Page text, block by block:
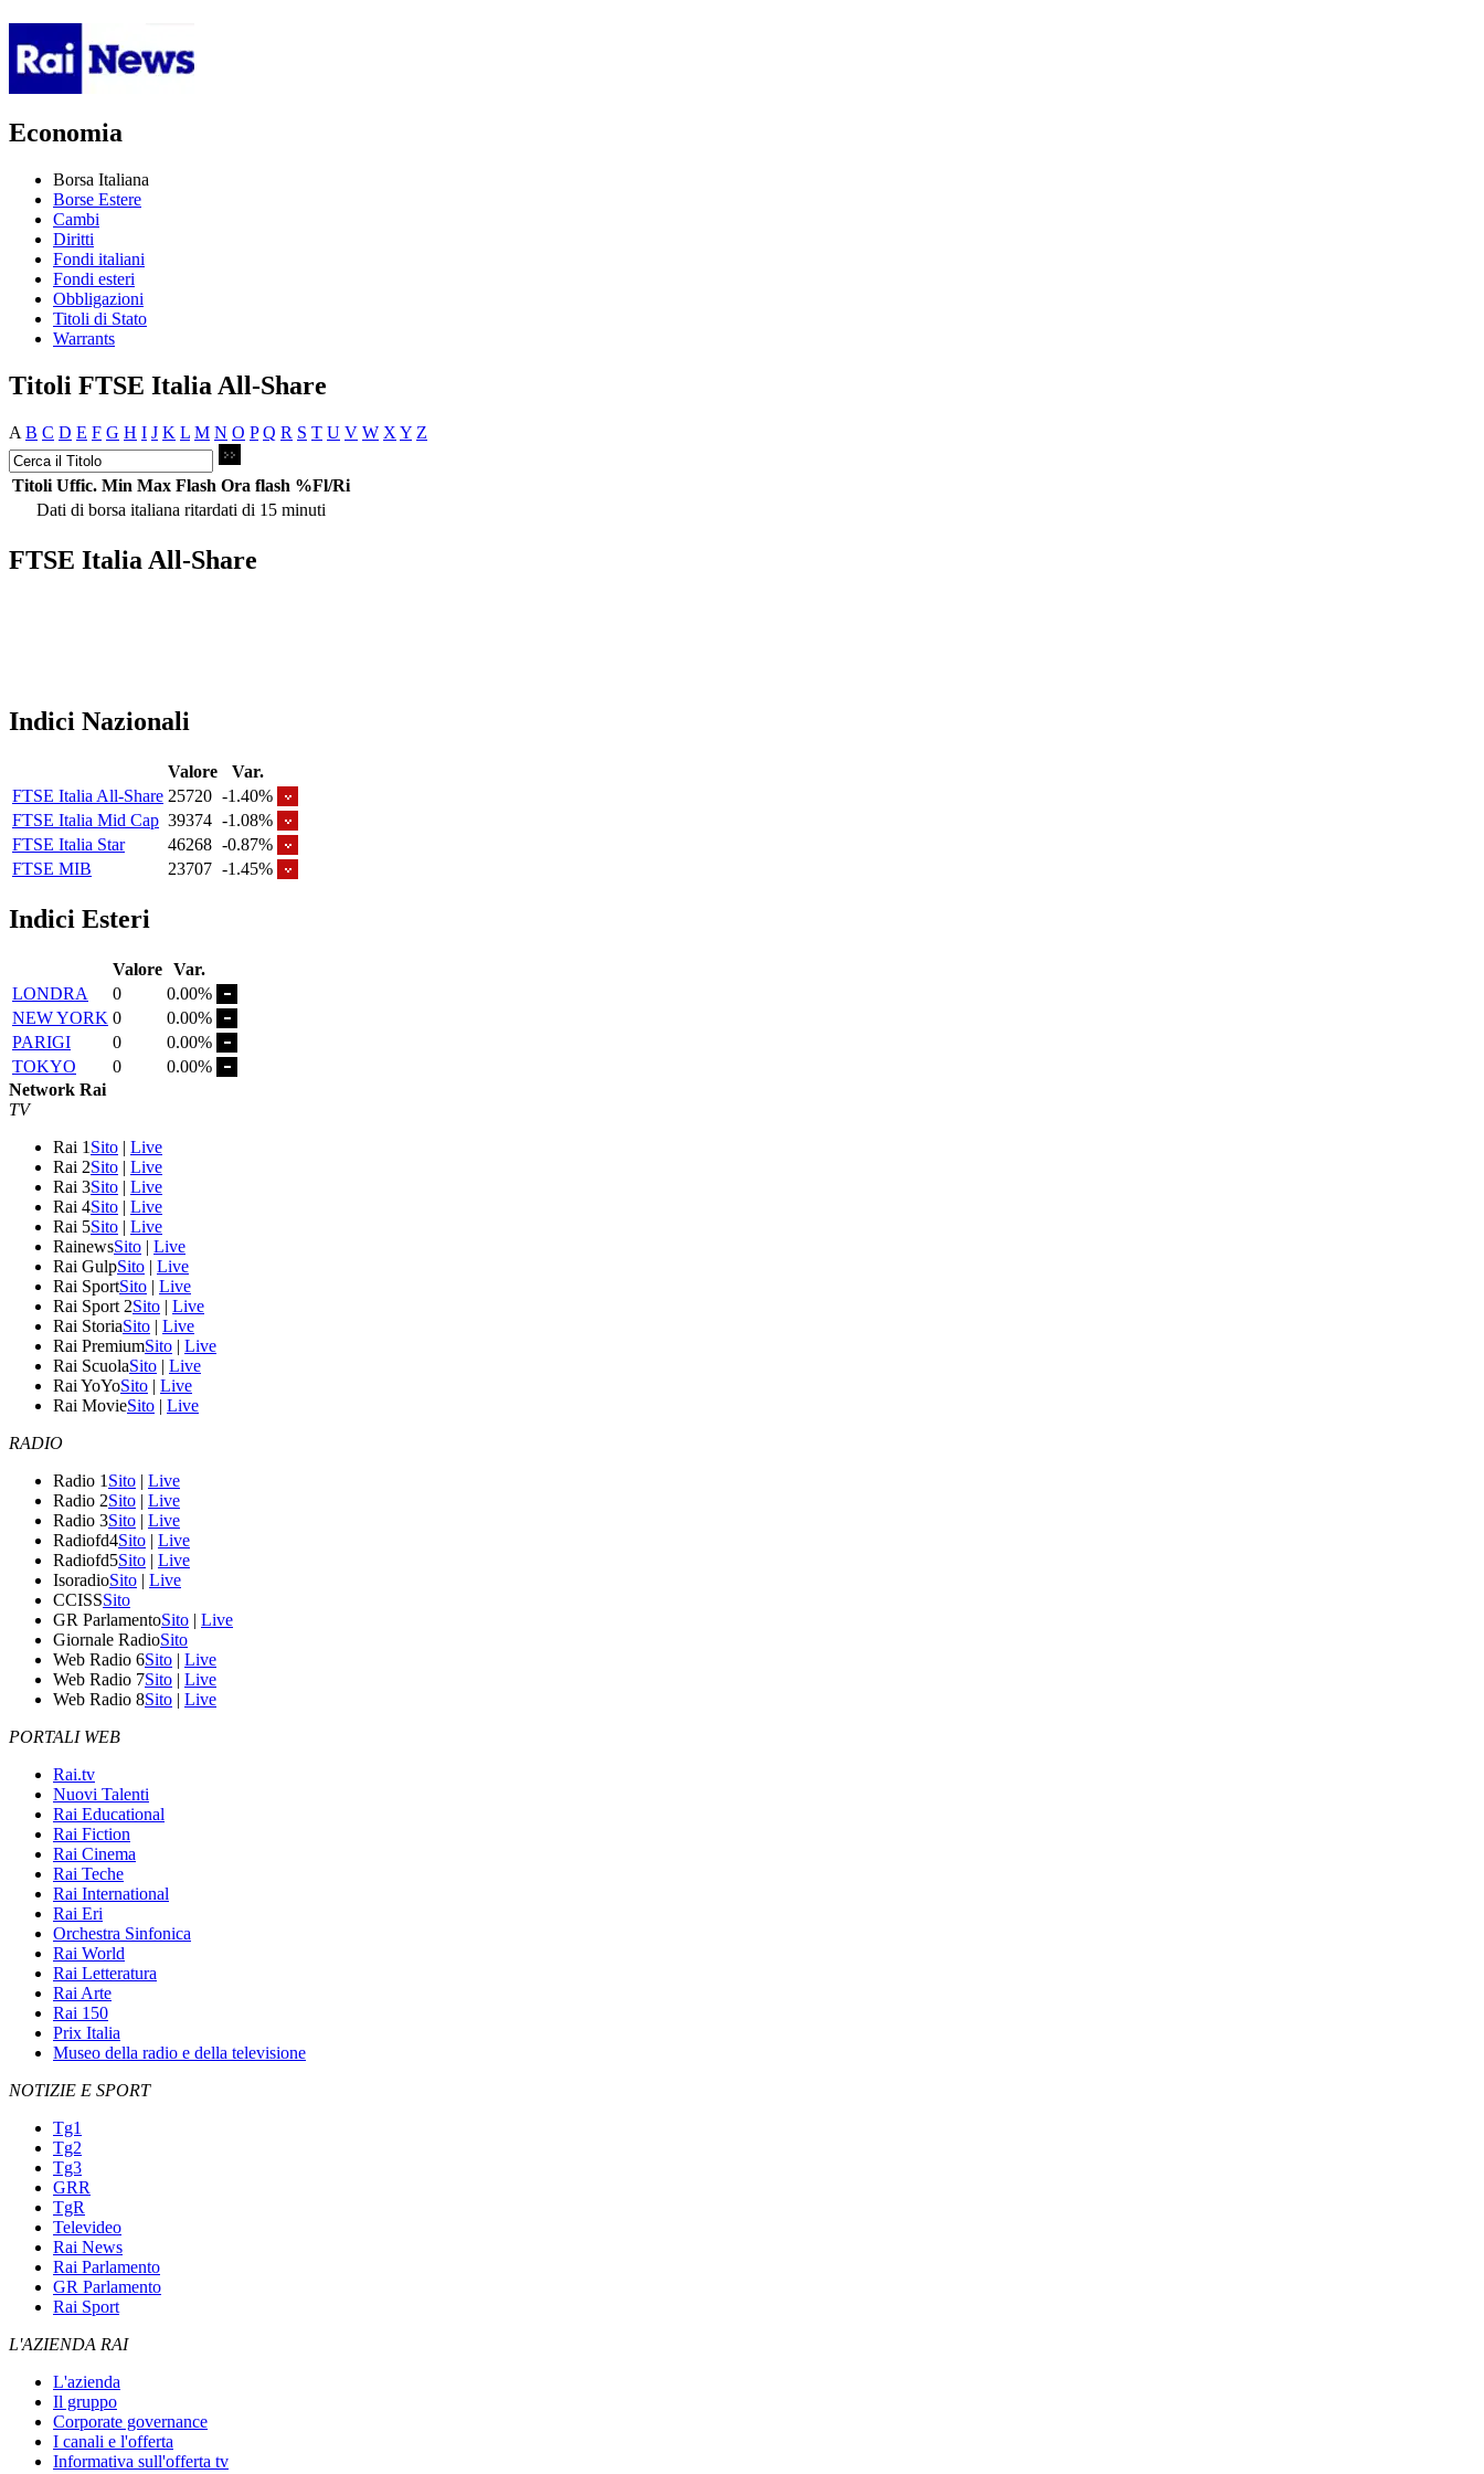
Economia
Borsa Italiana
Borse Estere
Cambi
Diritti
Fondi italiani
Fondi esteri
Obbligazioni
Titoli di Stato
Warrants
Titoli FTSE Italia All-Share
A B C D E F G H I J K L M N O P Q R S T U V W X Y Z
Titoli Uffic. Min Max Flash Ora flash %Fl/Ri
Dati di borsa italiana ritardati di 15 minuti
FTSE Italia All-Share
Indici Nazionali
Valore
Var.
FTSE Italia All-Share 25720 -1.40%
FTSE Italia Mid Cap 39374 -1.08%
FTSE Italia Star
46268 -0.87%
FTSE MIB
23707 -1.45%
Indici Esteri
Valore Var.
LONDRA
0
0.00%
NEW YORK 0
0.00%
PARIGI
0
0.00%
TOKYO
0
0.00%
Network Rai
TV
Rai 1 Sito | Live
Rai 2Sito | Live
Rai 3Sito | Live
Rai 4Sito | Live
Rai 5Sito | Live
RainewsSito | Live
Rai GulpSito | Live
Rai SportSito | Live
Rai Sport 2Sito | Live
Rai StoriaSito | Live
Rai PremiumSito | Live
Rai ScuolaSito | Live
Rai YoYoSito | Live
Rai MovieSito | Live
RADIO
Radio 1 Sito | Live
Radio 2Sito | Live
Radio 3Sito | Live
Radiofd4Sito | Live
Radiofd5Sito | Live
IsoradioSito | Live
CCISSSito
GR ParlamentoSito | Live
Giornale RadioSito
Web Radio 6Sito | Live
Web Radio 7Sito | Live
Web Radio 8Sito | Live
PORTALI WEB
Rai.tv
Nuovi Talenti
Rai Educational
Rai Fiction
Rai Cinema
Rai Teche
Rai International
Rai Eri
Orchestra Sinfonica
Rai World
Rai Letteratura
Rai Arte
Rai 150
Prix Italia
Museo della radio e della televisione
NOTIZIE E SPORT
Tg1
Tg2
Tg3
GRR
TgR
Televideo
Rai News
Rai Parlamento
GR Parlamento
Rai Sport
L'AZIENDA RAI
L'azienda
Il gruppo
Corporate governance
I canali e l'offerta
Informativa sull'offerta tv